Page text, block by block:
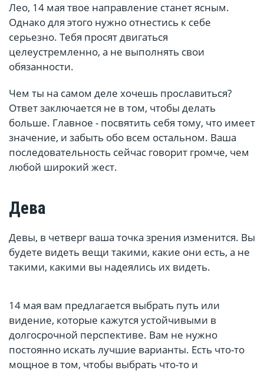
Лео, 14 мая твое направление станет ясным.
Однако для этого нужно отнестись к себе
серьезно. Тебя просят двигаться
целеустремленно, а не выполнять свои
обязанности.
Чем ты на самом деле хочешь прославиться?
Ответ заключается не в том, чтобы делать
больше. Главное - посвятить себя тому, что имеет
значение, и забыть обо всем остальном. Ваша
последовательность сейчас говорит громче, чем
любой широкий жест.
Дева
Девы, в четверг ваша точка зрения изменится. Вы
будете видеть вещи такими, какие они есть, а не
такими, какими вы надеялись их видеть.
14 мая вам предлагается выбрать путь или
видение, которые кажутся устойчивыми в
долгосрочной перспективе. Вам не нужно
постоянно искать лучшие варианты. Есть что-то
мощное в том, чтобы выбрать что-то и